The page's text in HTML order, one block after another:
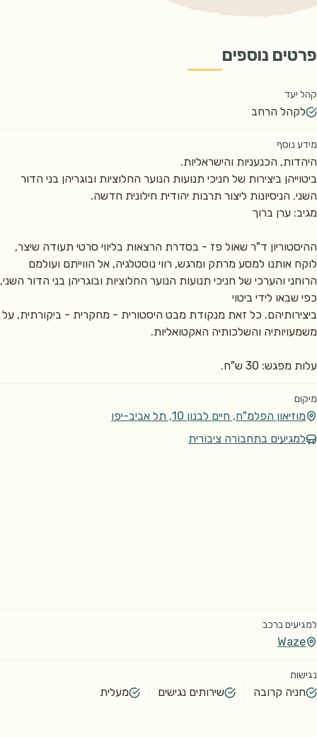
פרטים נוספים
קהל יעד
לקהל הרחב
מידע נוסף
עלות מפגש: 30 ש"ח.
מיקום
מוזיאון הפלמ"ח, חיים לבנון 10, תל אביב-יפו
למגיעים בתחבורה ציבורית
למגיעים ברכב
Waze
נגישות
חניה קרובה שירותים נגישים מעלית